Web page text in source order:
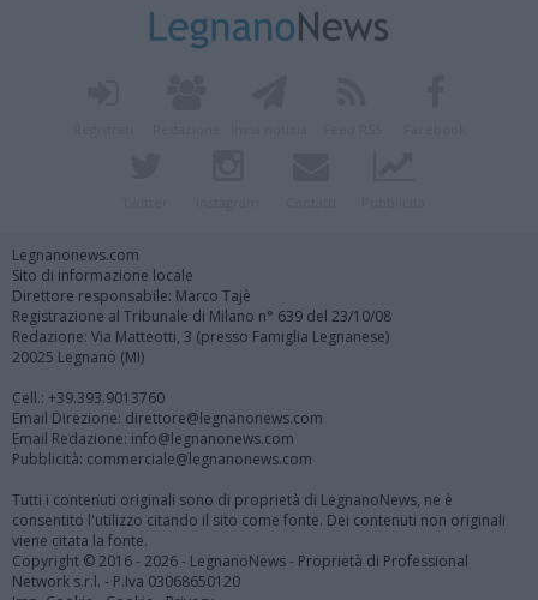
Legnanonews.com
Sito di informazione locale
Direttore responsabile: Marco Tajè
Registrazione al Tribunale di Milano n° 639 del 23/10/08
Redazione: Via Matteotti, 3 (presso Famiglia Legnanese)
20025 Legnano (MI)
Cell.: +39.393.9013760
Email Direzione: direttore@legnanonews.com
Email Redazione: info@legnanonews.com
Pubblicità: commerciale@legnanonews.com
Tutti i contenuti originali sono di proprietà di LegnanoNews, ne è
consentito l'utilizzo citando il sito come fonte. Dei contenuti non originali
viene citata la fonte.
Copyright © 2016 - 2026 - LegnanoNews - Proprietà di Professional
Network s.r.l. - P.Iva 03068650120